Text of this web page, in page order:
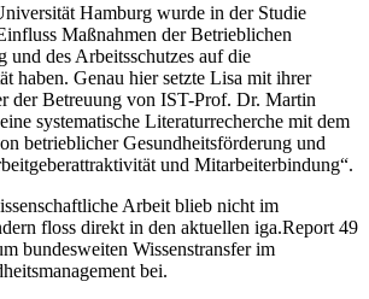
Hamburg wurde in der Studie
Maßnahmen der Betrieblichen
und des Arbeitsschutzes auf die
haben. Genau hier setzte Lisa mit ihrer
der Betreuung von IST-Prof. Dr. Martin
systematische Literaturrecherche mit dem
betrieblicher Gesundheitsförderung und
und Mitarbeiterbindung“.
Arbeit blieb nicht im
floss direkt in den aktuellen iga.Report 49
bundesweiten Wissenstransfer im
bei.